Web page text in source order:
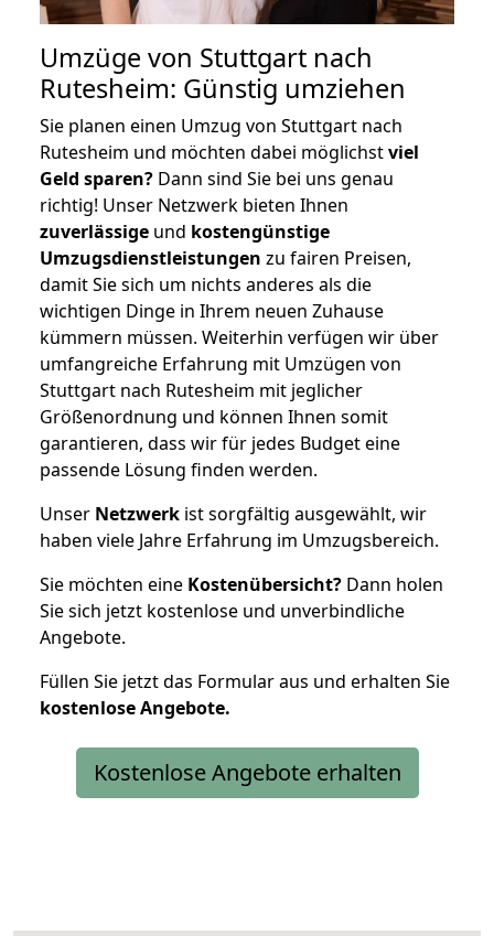
Umzüge von Stuttgart nach
Rutesheim: Günstig umziehen
Sie planen einen Umzug von Stuttgart nach
Rutesheim und möchten dabei möglichstviel
Geld sparen? Dann sind Sie bei uns genau
richtig! Unser Netzwerk bieten Ihnen
zuverlässige und kostengünstige
Umzugsdienstleistungen zu fairen Preisen,
damit Sie sich um nichts anderes als die
wichtigen Dinge in Ihrem neuen Zuhause
kümmern müssen. Weiterhin verfügen wir über
umfangreiche Erfahrung mit Umzügen von
Stuttgart nach Rutesheim mit jeglicher
Größenordnung und können Ihnen somit
garantieren, dass wir für jedes Budget eine
passende Lösung finden werden.
Unser Netzwerk ist sorgfältig ausgewählt, wir
haben viele Jahre Erfahrung im Umzugsbereich.
Sie möchten eine Kostenübersicht? Dann holen
Sie sich jetzt kostenlose und unverbindliche
Angebote.
Füllen Sie jetzt das Formular aus und erhalten Sie
kostenloseAngebote.
Kostenlose Angebote erhalten